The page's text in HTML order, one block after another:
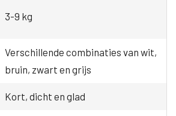
3-9 kg
Verschillende combinaties van wit,
bruin, zwart en grijs
Kort, dicht en glad